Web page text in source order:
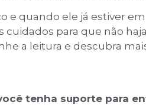
e quando ele já estiver em
para que não
a leitura e descubra
tenha suporte para